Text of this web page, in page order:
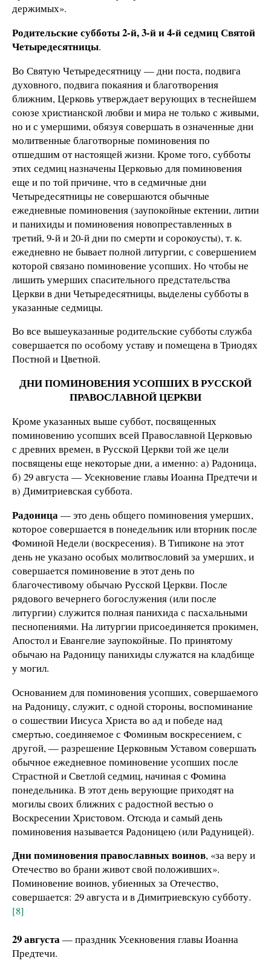
держимых».
Родительские субботы 2-й, 3-й и 4-й седмиц Святой
Четыредесятницы.
Во Святую Четыредесятницу — дни поста, подвига
духовного, подвига покаяния и благотворения
ближним, Церковь утверждает верующих в теснейшем
союзе христианской любви и мира не только с живыми,
но и с умершими, обязуя совершать в означенные дни
молитвенные благотворные поминовения по
отшедшим от настоящей жизни. Кроме того, субботы
этих седмиц назначены Церковью для поминовения
еще и по той причине, что в седмичные дни
Четыредесятницы не совершаются обычные
ежедневные поминовения (заупокойные ектении, литии
и панихиды и поминовения новопреставленных в
третий, 9-й и 20-й дни по смерти и сорокоусты), т. к.
ежедневно не бывает полной литургии, с совершением
которой связано поминовение усопших. Но чтобы не
лишить умерших спасительного предстательства
Церкви в дни Четыредесятницы, выделены субботы в
указанные седмицы.
Во все вышеуказанные родительские субботы служба
совершается по особому уставу и помещена в Триодях
Постной и Цветной.
ДНИ ПОМИНОВЕНИЯ УСОПШИХ В РУССКОЙ
ПРАВОСЛАВНОЙ ЦЕРКВИ
Кроме указанных выше суббот, посвященных
поминовению усопших всей Православной Церковью
с древних времен, в Русской Церкви той же цели
посвящены еще некоторые дни, а именно: а) Радоница,
б) 29 августа — Усекновение главы Иоанна Предтечи и
в) Димитриевская суббота.
Радоница— это день общего поминовения умерших,
которое совершается в понедельник или вторник после
Фоминой Недели (воскресения). В Типиконе на этот
день не указано особых молитвословий за умерших, и
совершается поминовение в этот день по
благочестивому обычаю Русской Церкви. После
рядового вечернего богослужения (или после
литургии) служится полная панихида с пасхальными
песнопениями. На литургии присоединяется прокимен,
Апостол и Евангелие заупокойные. По принятому
обычаю на Радоницу панихиды служатся на кладбище
у могил.
Основанием для поминовения усопших, совершаемого
на Радоницу, служит, с одной стороны, воспоминание
о сошествии Иисуса Христа во ад и победе над
смертью, соединяемое с Фоминым воскресением, с
другой, — разрешение Церковным Уставом совершать
обычное ежедневное поминовение усопших после
Страстной и Светлой седмиц, начиная с Фомина
понедельника. В этот день верующие приходят на
могилы своих ближних с радостной вестью о
Воскресении Христовом. Отсюда и самый день
поминовения называется Радоницею (или Радуницей).
Дни поминовения православных воинов, «за веру и
Отечество во брани живот свой положивших».
Поминовение воинов, убиенных за Отечество,
совершается: 29 августа и в Димитриевскую субботу.
[8]
29 августа— праздник Усекновения главы Иоанна
Предтечи.